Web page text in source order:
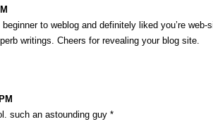
to weblog and definitely liked you’re
writings. Cheers for revealing your blog site.
such an astounding guy *